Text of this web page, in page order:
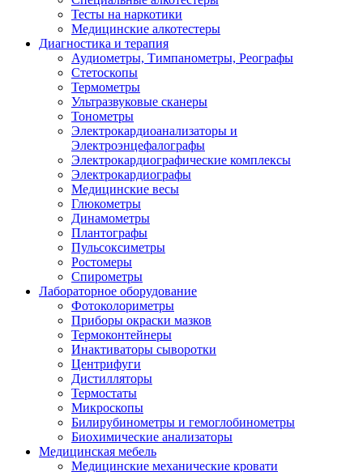
Тесты на наркотики
Медицинские алкотестеры
Диагностика и терапия
Аудиометры, Тимпанометры, Реографы
Стетоскопы
Термометры
Ультразвуковые сканеры
Тонометры
Электрокардиоанализаторы и
Электроэнцефалографы
Электрокардиографические комплексы
Электрокардиографы
Медицинские весы
Глюкометры
Динамометры
Плантографы
Пульсоксиметры
Ростомеры
Спирометры
Лабораторное оборудование
Фотоколориметры
Приборы окраски мазков
Термоконтейнеры
Инактиваторы сыворотки
Центрифуги
Дистилляторы
Термостаты
Микроскопы
Билирубинометры и гемоглобинометры
Биохимические анализаторы
Медицинская мебель
Медицинские механические кровати